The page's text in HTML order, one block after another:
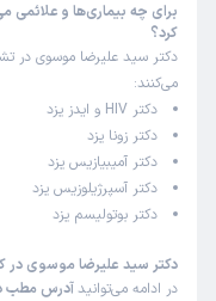
برای چه بیماری‌ها و
کرد؟
دکتر سید علیرضا موسوی در
می‌کنند:
دکتر HIV و ایدز یزد
دکتر زونا یزد
دکتر آمیبیازیس یزد
دکتر آسپرژیلوزیس یزد
دکتر بوتولیسم یزد
دکتر سید علیرضا موسوی در
در ادامه می‌توانید آدرس مطب